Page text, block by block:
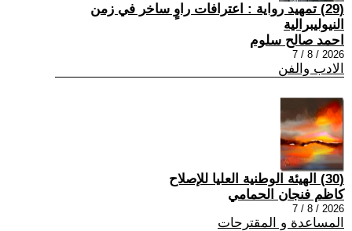
(29) تمهيد رواية : اعترافات راوٍ ساخر في زمن
النيوليبرالية
احمد صالح سلوم
2026 / 8 / 7
الادب والفن
(30) الهيئة الوطنية العليا للإصلاح
كاظم فنجان الحمامي
2026 / 8 / 7
المساعدة و المقترحات